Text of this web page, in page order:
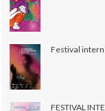
Festival
FESTIVAL